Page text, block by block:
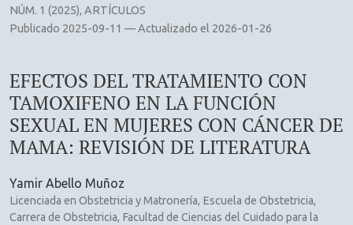
NÚM. 1 (2025), ARTÍCULOS
EFECTOS DEL TRATAMIENTO CON
TAMOXIFENO EN LA FUNCIÓN
SEXUAL EN MUJERES CON CÁNCER DE
MAMA: REVISIÓN DE LITERATURA
Publicado 2025-09-11 — Actualizado el 2026-01-26
Yamir Abello Muñoz
Licenciada en Obstetricia y Matronería, Escuela de Obstetricia,
Carrera de Obstetricia, Facultad de Ciencias del Cuidado para la